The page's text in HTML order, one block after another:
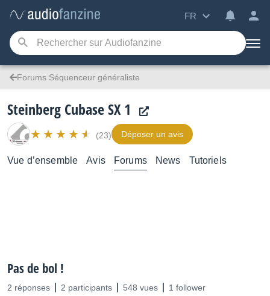
FR
Forums Séquenceur généraliste
Steinberg Cubase SX 1
(23) Déposer un avis
Vue d’ensemble Avis Forums News Tutoriels
Pas de bol !
2 réponses 2 participants 548 vues 1 follower